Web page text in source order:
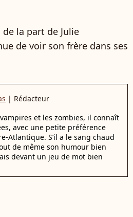
la part de Julie
de voir son frère dans ses
| Rédacteur
et les zombies, il connaît
avec une petite préférence
Atlantique. S’il a le sang chaud
de même son humour bien
devant un jeu de mot bien